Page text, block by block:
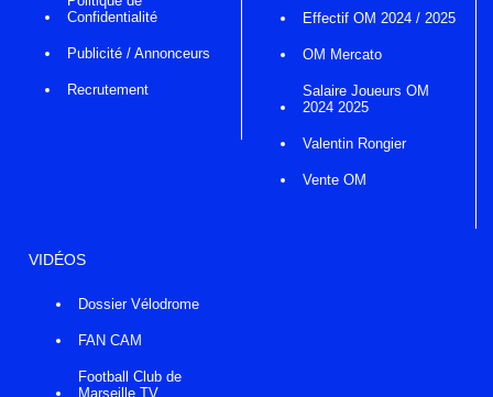
Confidentialité
Publicité / Annonceurs
Recrutement
Effectif OM 2024 / 2025
OM Mercato
Salaire Joueurs OM
2024 2025
Valentin Rongier
Vente OM
VIDÉOS
Dossier Vélodrome
FAN CAM
Football Club de
Marseille TV